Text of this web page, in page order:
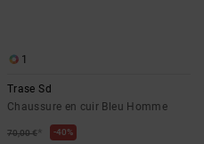
1
Trase Sd
Chaussure en cuir Bleu Homme
70,00 €* 40%